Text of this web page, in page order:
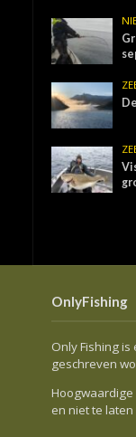
OnlyFishing
Only Fishing
geschreven
en niet te